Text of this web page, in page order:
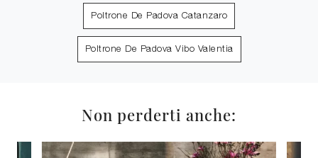
Poltrone De Padova Catanzaro
Poltrone De Padova Vibo Valentia
Non perderti anche: